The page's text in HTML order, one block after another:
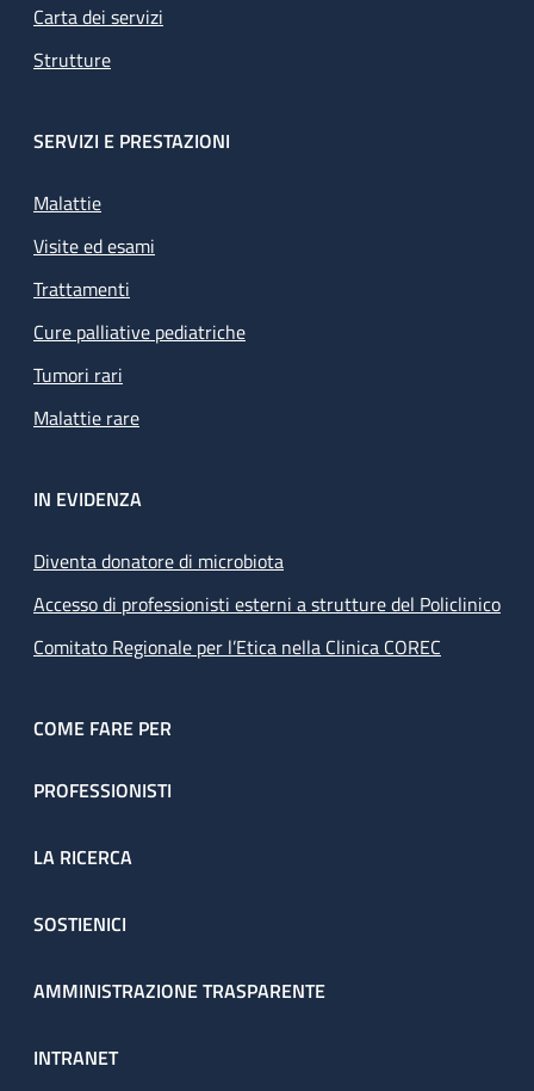
Carta dei servizi
Strutture
SERVIZI E PRESTAZIONI
Malattie
Visite ed esami
Trattamenti
Cure palliative pediatriche
Tumori rari
Malattie rare
IN EVIDENZA
Diventa donatore di microbiota
Accesso di professionisti esterni a strutture del Policlinico
Comitato Regionale per l’Etica nella Clinica COREC
COME FARE PER
PROFESSIONISTI
LA RICERCA
SOSTIENICI
AMMINISTRAZIONE TRASPARENTE
INTRANET